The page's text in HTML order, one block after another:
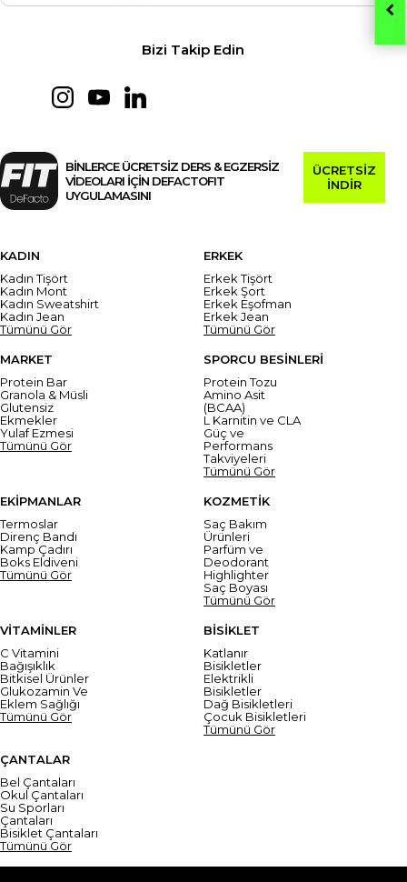
Bizi Takip Edin
BİNLERCE ÜCRETSİZ DERS & EGZERSİZ
VİDEOLARI İÇİN DEFACTOFIT
UYGULAMASINI
ÜCRETSİZ
İNDİR
KADIN
Kadın Tişört
Kadın Mont
Kadın Sweatshirt
Kadın Jean
Tümünü Gör
ERKEK
Erkek Tişört
Erkek Şort
Erkek Eşofman
Erkek Jean
Tümünü Gör
MARKET
Protein Bar
Granola & Müsli
Glutensiz
Ekmekler
Yulaf Ezmesi
Tümünü Gör
SPORCU BESİNLERİ
Protein Tozu
Amino Asit
(BCAA)
L Karnitin ve CLA
Güç ve
Performans
Takviyeleri
Tümünü Gör
EKİPMANLAR
Termoslar
Direnç Bandı
Kamp Çadırı
Boks Eldiveni
Tümünü Gör
KOZMETİK
Saç Bakım
Ürünleri
Parfüm ve
Deodorant
Highlighter
Saç Boyası
Tümünü Gör
VİTAMİNLER
C Vitamini
Bağışıklık
Bitkisel Ürünler
Glukozamin Ve
Eklem Sağlığı
Tümünü Gör
BİSİKLET
Katlanır
Bisikletler
Elektrikli
Bisikletler
Dağ Bisikletleri
Çocuk Bisikletleri
Tümünü Gör
ÇANTALAR
Bel Çantaları
Okul Çantaları
Su Sporları
Çantaları
Bisiklet Çantaları
Tümünü Gör